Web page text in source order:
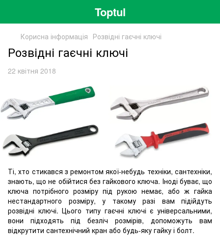
Toptul
Корисна інформація Розвідні гаєчні ключі
Розвідні гаєчні ключі
22 квітня 2018
Ті, хто стикався з ремонтом якої-небудь техніки, сантехніки,
знають, що не обійтися без гайкового ключа. Іноді буває, що
ключа потрібного розміру під рукою немає, або ж гайка
нестандартного розміру, у такому разі вам підійдуть
розвідні ключі. Цього типу гаєчні ключі є універсальними,
вони підходять під безліч розмірів, допоможуть вам
відкрутити сантехнічний кран або будь-яку гайку і болт.